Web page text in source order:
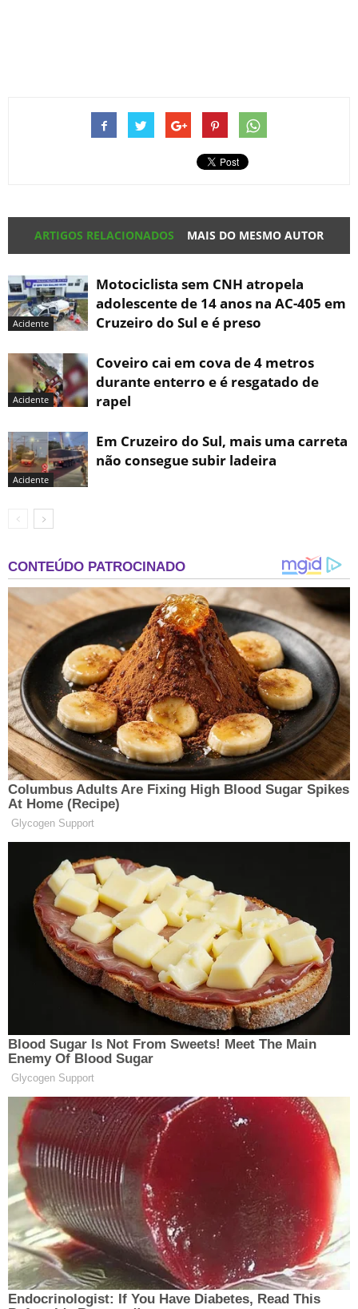
ARTIGOS RELACIONADOS MAIS DO MESMO AUTOR
Acidente
Motociclista sem CNH atropela
adolescente de 14 anos na AC-405 em
Cruzeiro do Sul e é preso
Acidente
Coveiro cai em cova de 4 metros
durante enterro e é resgatado de
rapel
Acidente
Em Cruzeiro do Sul, mais uma carreta
não consegue subir ladeira